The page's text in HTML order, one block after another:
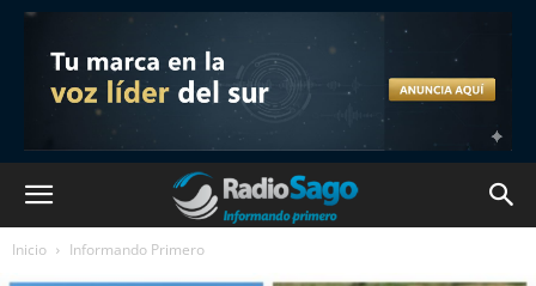
Inicio Informando Primero